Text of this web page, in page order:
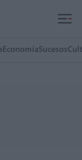
EconomíaSucesos